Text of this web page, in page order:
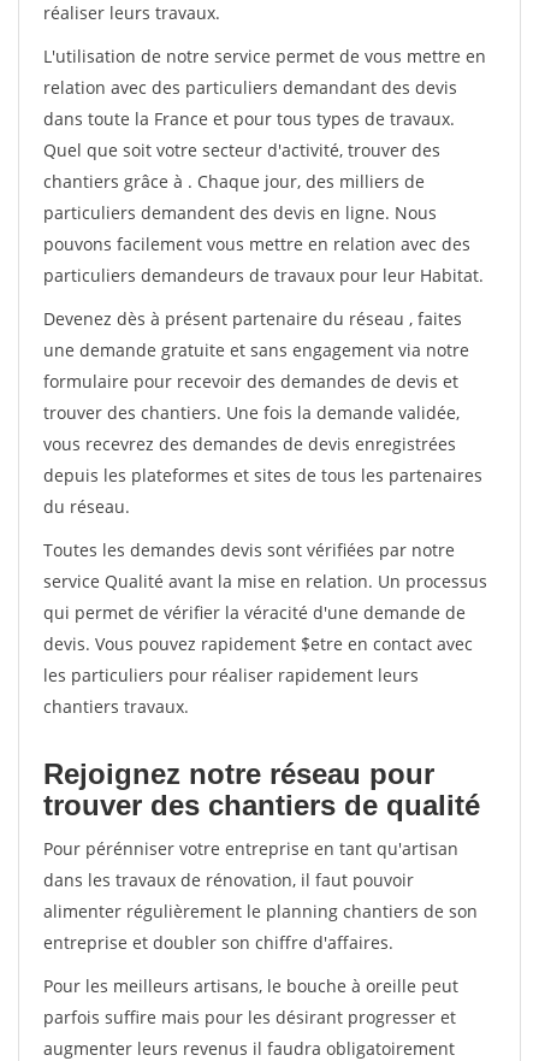
réaliser leurs travaux.
L'utilisation de notre service permet de vous mettre en
relation avec des particuliers demandant des devis
dans toute la France et pour tous types de travaux.
Quel que soit votre secteur d'activité, trouver des
chantiers grâce à . Chaque jour, des milliers de
particuliers demandent des devis en ligne. Nous
pouvons facilement vous mettre en relation avec des
particuliers demandeurs de travaux pour leur Habitat.
Devenez dès à présent partenaire du réseau , faites
une demande gratuite et sans engagement via notre
formulaire pour recevoir des demandes de devis et
trouver des chantiers. Une fois la demande validée,
vous recevrez des demandes de devis enregistrées
depuis les plateformes et sites de tous les partenaires
du réseau.
Toutes les demandes devis sont vérifiées par notre
service Qualité avant la mise en relation. Un processus
qui permet de vérifier la véracité d'une demande de
devis. Vous pouvez rapidement $etre en contact avec
les particuliers pour réaliser rapidement leurs
chantiers travaux.
Rejoignez notre réseau pour
trouver des chantiers de qualité
Pour pérénniser votre entreprise en tant qu'artisan
dans les travaux de rénovation, il faut pouvoir
alimenter régulièrement le planning chantiers de son
entreprise et doubler son chiffre d'affaires.
Pour les meilleurs artisans, le bouche à oreille peut
parfois suffire mais pour les désirant progresser et
augmenter leurs revenus il faudra obligatoirement